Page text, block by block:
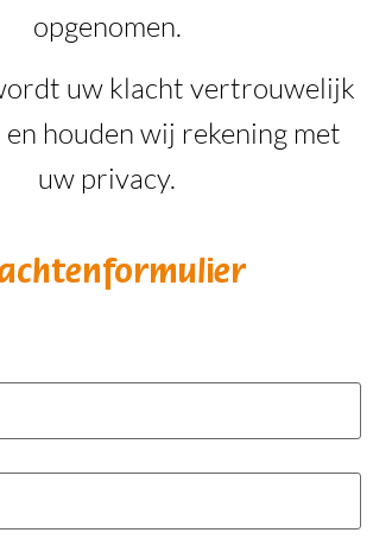
opgenomen.
uw klacht vertrouwelijk
en houden wij rekening met
uw privacy.